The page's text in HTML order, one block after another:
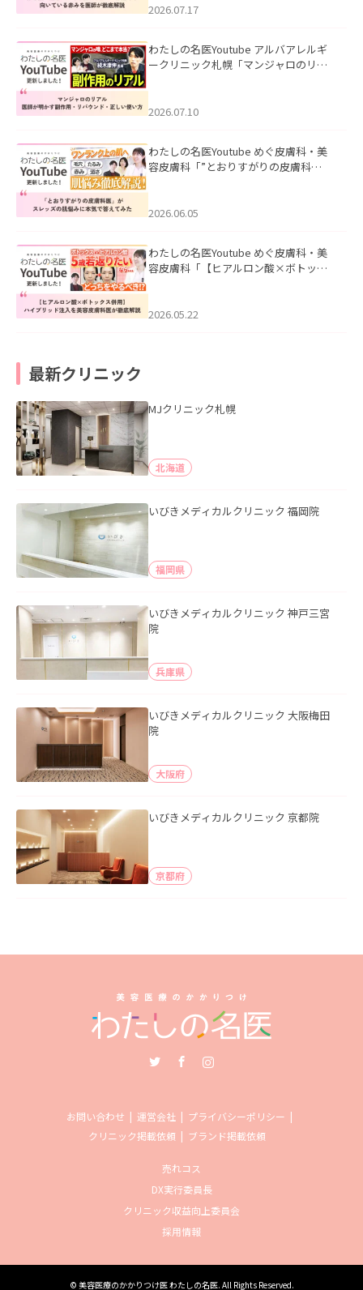
した。
2026.07.17
わたしの名医Youtube アルバアレルギ
ークリニック札幌「マンジャロのリア
た。
2026.07.10
わたしの名医Youtube めぐ皮膚科・美
容皮膚科「”とおりすがりの皮膚科
2026.06.05
わたしの名医Youtube めぐ皮膚科・美
容皮膚科「【ヒアルロン酸×ボトック
た。
2026.05.22
最新クリニック
MJクリニック札幌
北海道
いびきメディカルクリニック 福岡院
福岡県
いびきメディカルクリニック 神戸三宮
院
兵庫県
いびきメディカルクリニック 大阪梅田
院
大阪府
いびきメディカルクリニック 京都院
京都府
お問い合わせ 運営会社
プライバシーポリシー
クリニック掲載依頼
ブランド掲載依頼
売れコス
DX実行委員長
クリニック収益向上委員会
採用情報
© 美容医療のかかりつけ医 わたしの名医. All Rights Reserved.